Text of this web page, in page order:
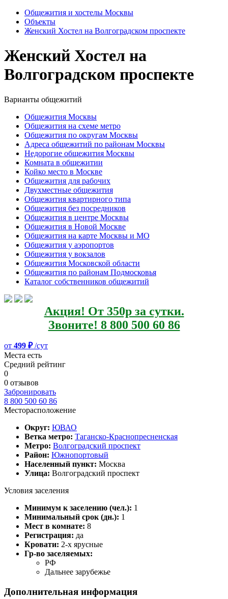
Общежития и хостелы Москвы
Объекты
Женский Хостел на Волгоградском проспекте
Женский Хостел на
Волгоградском проспекте
Варианты общежитий
Общежития Москвы
Общежития на схеме метро
Общежития по округам Москвы
Адреса общежитий по районам Москвы
Недорогие общежития Москвы
Комната в общежитии
Койко место в Москве
Общежития для рабочих
Двухместные общежития
Общежития квартирного типа
Общежития без посредников
Общежития в центре Москвы
Общежития в Новой Москве
Общежития на карте Москвы и МО
Общежития у аэропортов
Общежития у вокзалов
Общежития Московской области
Общежития по районам Подмосковья
Каталог собственников общежитий
Акция! От 350р за сутки.
Звоните! 8 800 500 60 86
от 499 ₽/сут
Места есть
Средний рейтинг
0
0 отзывов
Забронировать
8 800 500 60 86
Месторасположение
Округ: ЮВАО
Ветка метро: Таганско-Краснопресненская
Метро: Волгоградский проспект
Район: Южнопортовый
Населенный пункт: Москва
Улица: Волгоградский проспект
Условия заселения
Минимум к заселению (чел.): 1
Минимальный срок (дн.): 1
Мест в комнате: 8
Регистрация: да
Кровати: 2-х ярусные
Гр-во заселяемых:
РФ
Дальнее зарубежье
Дополнительная информация